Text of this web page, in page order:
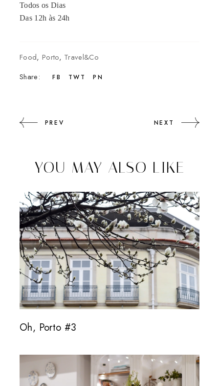
Todos os Dias
Das 12h às 24h
Food, Porto, Travel&Co
Share:
FB TWT PN
PREV NEXT
YOU MAY ALSO LIKE
Oh, Porto #3